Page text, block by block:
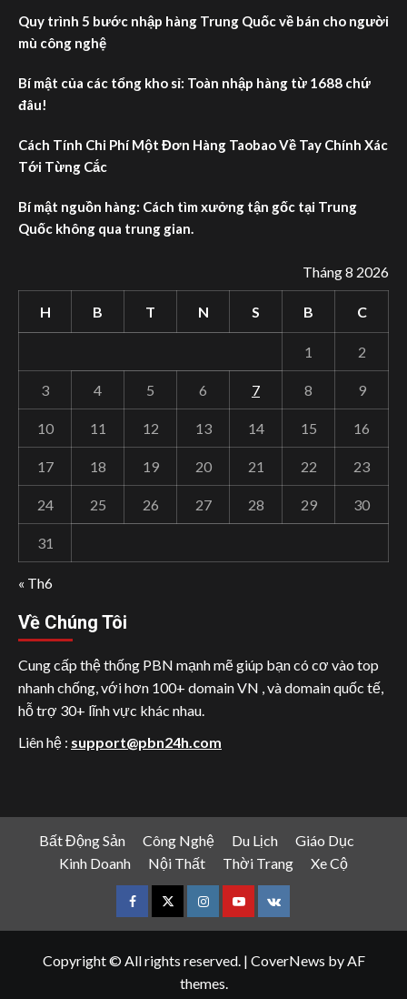
Quy trình 5 bước nhập hàng Trung Quốc về bán cho người
mù công nghệ
Bí mật của các tổng kho sỉ: Toàn nhập hàng từ 1688 chứ
đâu!
Cách Tính Chi Phí Một Đơn Hàng Taobao Về Tay Chính Xác
Tới Từng Cắc
Bí mật nguồn hàng: Cách tìm xưởng tận gốc tại Trung
Quốc không qua trung gian.
Tháng 8 2026
H B T N S B C
1 2
3 4 5 6 7 8 9
10 11 12 13 14 15 16
17 18 19 20 21 22 23
24 25 26 27 28 29 30
31
« Th6
Về Chúng Tôi
Cung cấp thệ thống PBN mạnh mẽ giúp bạn có cơ vào top
nhanh chống, với hơn 100+ domain VN , và domain quốc tế,
hỗ trợ 30+ lĩnh vực khác nhau.
Liên hệ : support@pbn24h.com
Bất Động Sản Công Nghệ Du Lịch
Giáo Dục
Kinh Doanh
Nội Thất Thời Trang Xe Cộ
FacebookTwitterInstagramYoutube
VK
Copyright © All rights reserved. | CoverNews by AF
themes.